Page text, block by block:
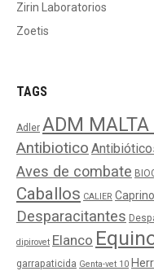
Zirin Laboratorios
Zoetis
TAGS
Adler ADM MALTA
Antibiotico
Aves de combate
Caballos CALIER
Desparacitantes
dipirovet Elanco
garrapaticida Genta-vet 10